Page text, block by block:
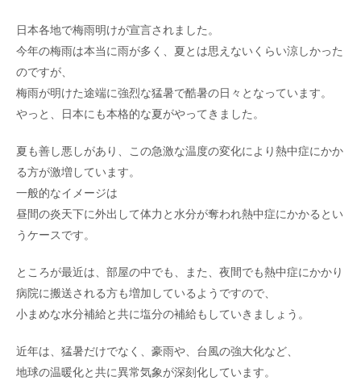
日本各地で梅雨明けが宣言されました。
今年の梅雨は本当に雨が多く、夏とは思えないくらい涼しかった
のですが、
梅雨が明けた途端に強烈な猛暑で酷暑の日々となっています。
やっと、日本にも本格的な夏がやってきました。
夏も善し悪しがあり、この急激な温度の変化により熱中症にかか
る方が激増しています。
一般的なイメージは
昼間の炎天下に外出して体力と水分が奪われ熱中症にかかるとい
うケースです。
ところが最近は、部屋の中でも、また、夜間でも熱中症にかかり
病院に搬送される方も増加しているようですので、
小まめな水分補給と共に塩分の補給もしていきましょう。
近年は、猛暑だけでなく、豪雨や、台風の強大化など、
地球の温暖化と共に異常気象が深刻化しています。